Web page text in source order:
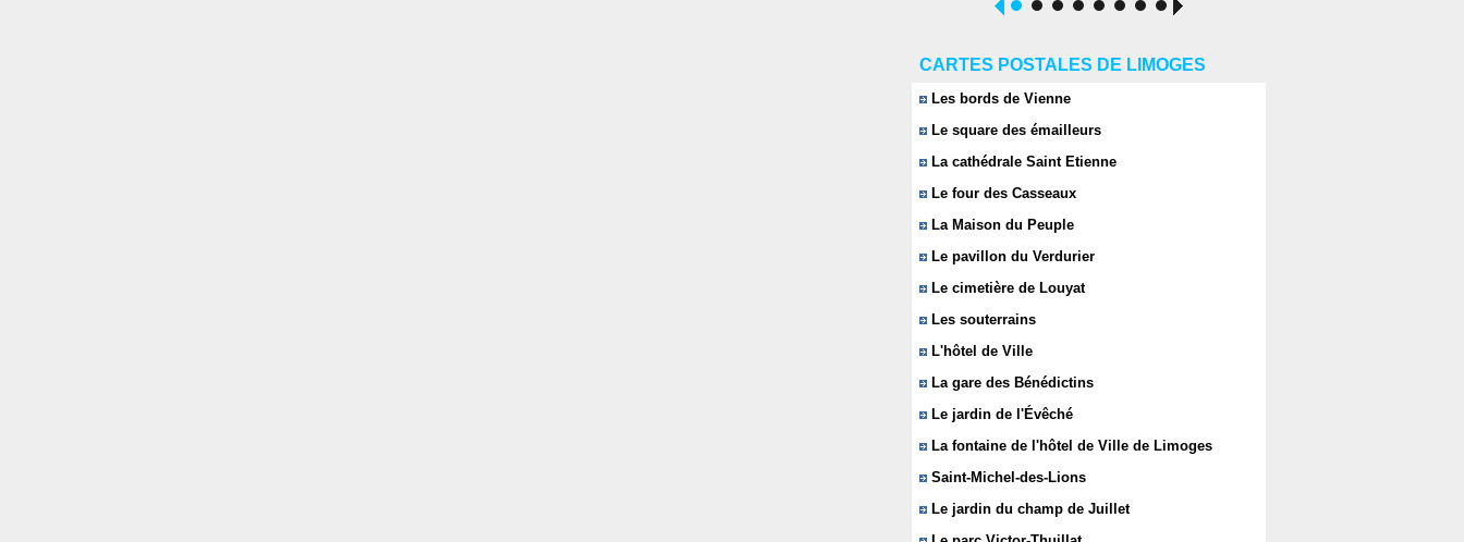
CARTES POSTALES DE LIMOGES
Les bords de Vienne
Le square des émailleurs
La cathédrale Saint Etienne
Le four des Casseaux
La Maison du Peuple
Le pavillon du Verdurier
Le cimetière de Louyat
Les souterrains
L'hôtel de Ville
La gare des Bénédictins
Le jardin de l'Évêché
La fontaine de l'hôtel de Ville de Limoges
Saint-Michel-des-Lions
Le jardin du champ de Juillet